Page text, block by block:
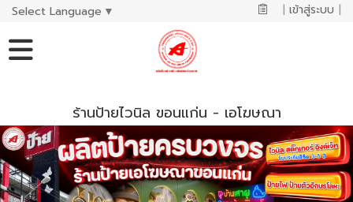
Select Language ▼ | เข้าสู่ระบบ |
ร้านป้ายไวนิล ขอนแก่น - เอโฆษณา